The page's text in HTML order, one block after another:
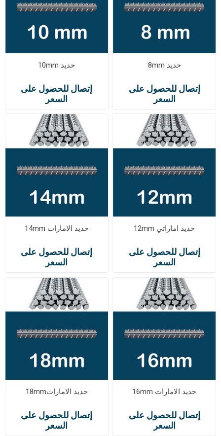
حديد 8mm
إتصال للحصول على
السعر
حديد 10mm
إتصال للحصول على
السعر
حديد اماراتي 12mm
إتصال للحصول على
السعر
حديد الامارات 14mm
إتصال للحصول على
السعر
حديد الامارات 16mm
إتصال للحصول على
السعر
حديد الامارات18mm
إتصال للحصول على
السعر